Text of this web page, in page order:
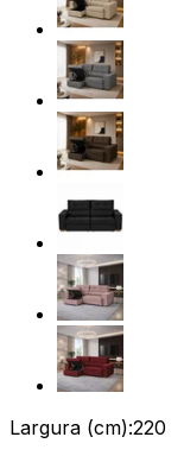
Largura (cm):220